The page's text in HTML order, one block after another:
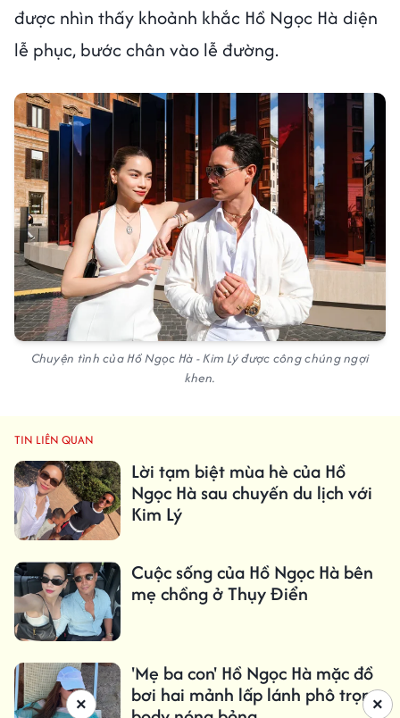
được nhìn thấy khoảnh khắc Hồ Ngọc Hà diện
lễ phục, bước chân vào lễ đường.
Chuyện tình của Hồ Ngọc Hà - Kim Lý được công chúng ngợi
khen.
TIN LIÊN QUAN
Lời tạm biệt mùa hè của Hồ
Ngọc Hà sau chuyến du lịch với
Kim Lý
Cuộc sống của Hồ Ngọc Hà bên
mẹ chồng ở Thụy Điển
'Mẹ ba con' Hồ Ngọc Hà mặc đồ
bơi hai mảnh lấp lánh phô trọn×
×